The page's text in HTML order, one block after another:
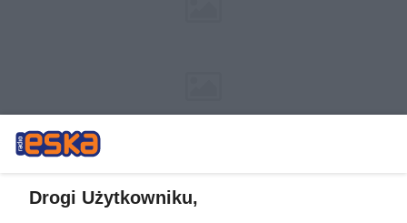
Drogi Użytkowniku,